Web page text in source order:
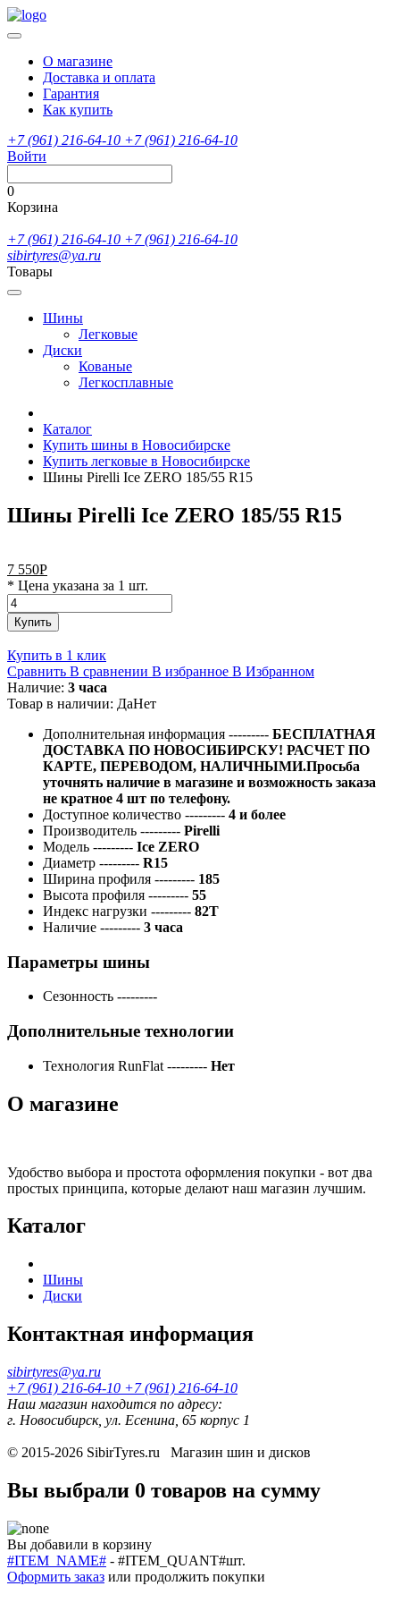
О магазине
Доставка и оплата
Гарантия
Как купить
+7 (961) 216-64-10 +7 (961) 216-64-10
Войти
0
Корзина
+7 (961) 216-64-10 +7 (961) 216-64-10
sibirtyres@ya.ru
Товары
Шины
Легковые
Диски
Кованые
Легкосплавные
Каталог
Купить шины в Новосибирске
Купить легковые в Новосибирске
Шины Pirelli Ice ZERO 185/55 R15
Шины Pirelli Ice ZERO 185/55 R15
7 550Р
* Цена указана за 1 шт.
Купить
Купить в 1 клик
Сравнить В сравнении В избранное В Избранном
Наличие: 3 часа
Товар в наличии: ДаНет
Дополнительная информация --------- БЕСПЛАТНАЯ
ДОСТАВКА ПО НОВОСИБИРСКУ! РАСЧЕТ ПО
КАРТЕ, ПЕРЕВОДОМ, НАЛИЧНЫМИ.Просьба
уточнять наличие в магазине и возможность заказа
не кратное 4 шт по телефону.
Доступное количество --------- 4 и более
Производитель --------- Pirelli
Модель --------- Ice ZERO
Диаметр --------- R15
Ширина профиля --------- 185
Высота профиля --------- 55
Индекс нагрузки --------- 82T
Наличие --------- 3 часа
Параметры шины
Сезонность ---------
Дополнительные технологии
Технология RunFlat --------- Нет
О магазине
Удобство выбора и простота оформления покупки - вот два
простых принципа, которые делают наш магазин лучшим.
Каталог
Шины
Диски
Контактная информация
sibirtyres@ya.ru
+7 (961) 216-64-10 +7 (961) 216-64-10
Наш магазин находится по адресу:
г. Новосибирск, ул. Есенина, 65 корпус 1
© 2015-2026 SibirTyres.ru Магазин шин и дисков
Вы выбрали 0 товаров на сумму
Вы добавили в корзину
#ITEM_NAME# - #ITEM_QUANT#шт.
Оформить заказ или продолжить покупки